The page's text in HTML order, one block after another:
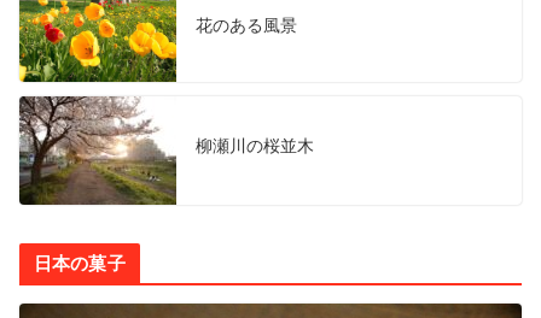
花のある風景
柳瀬川の桜並木
日本の菓子